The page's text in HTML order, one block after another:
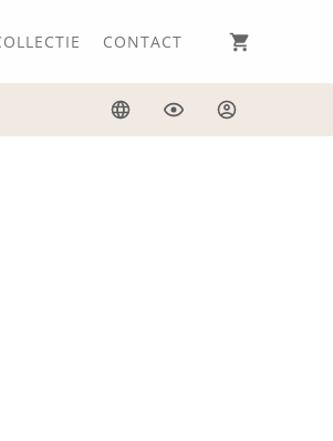
CONTACT